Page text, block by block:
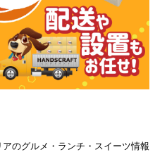
のグルメ・ランチ・スイーツ情報